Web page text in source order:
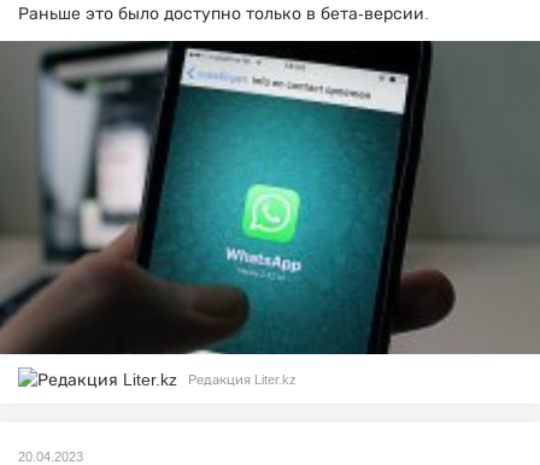
Раньше это было доступно только в бета-версии.
Редакция Liter.kz
20.04.2023